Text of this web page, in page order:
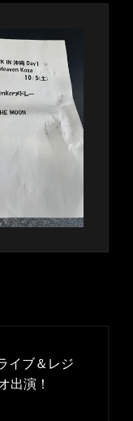
イブ＆レジ
出演！